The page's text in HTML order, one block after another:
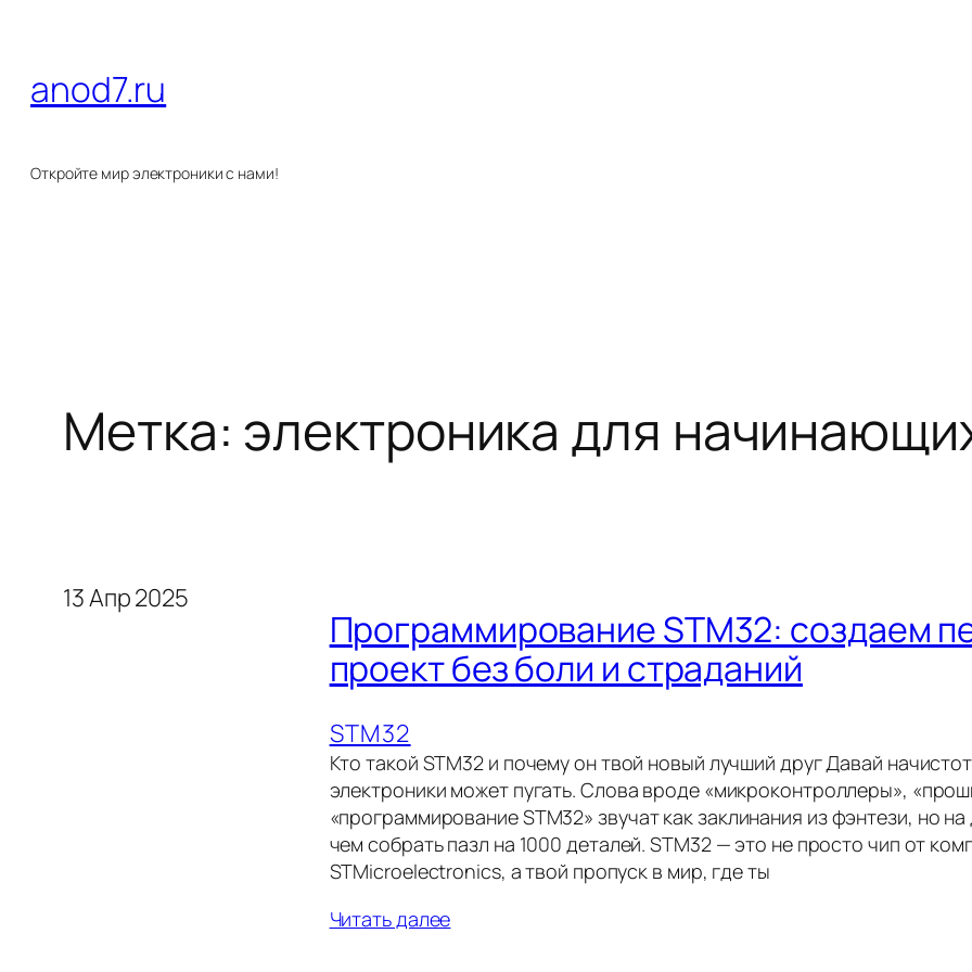
содержимому
anod7.ru
Откройте мир электроники с нами!
Метка: электроника для
13 Апр 2025
Программирование STM32: создаем
проект без боли и страданий
STM32
Кто такой STM32 и почему он твой новый лучший друг Давай
электроники может пугать. Слова вроде «микроконтроллеры»,
«программирование STM32» звучат как заклинания из фэнтези, но
чем собрать пазл на 1000 деталей. STM32 — это не просто чип от
STMicroelectronics, а твой пропуск в мир, где ты
Читать далее